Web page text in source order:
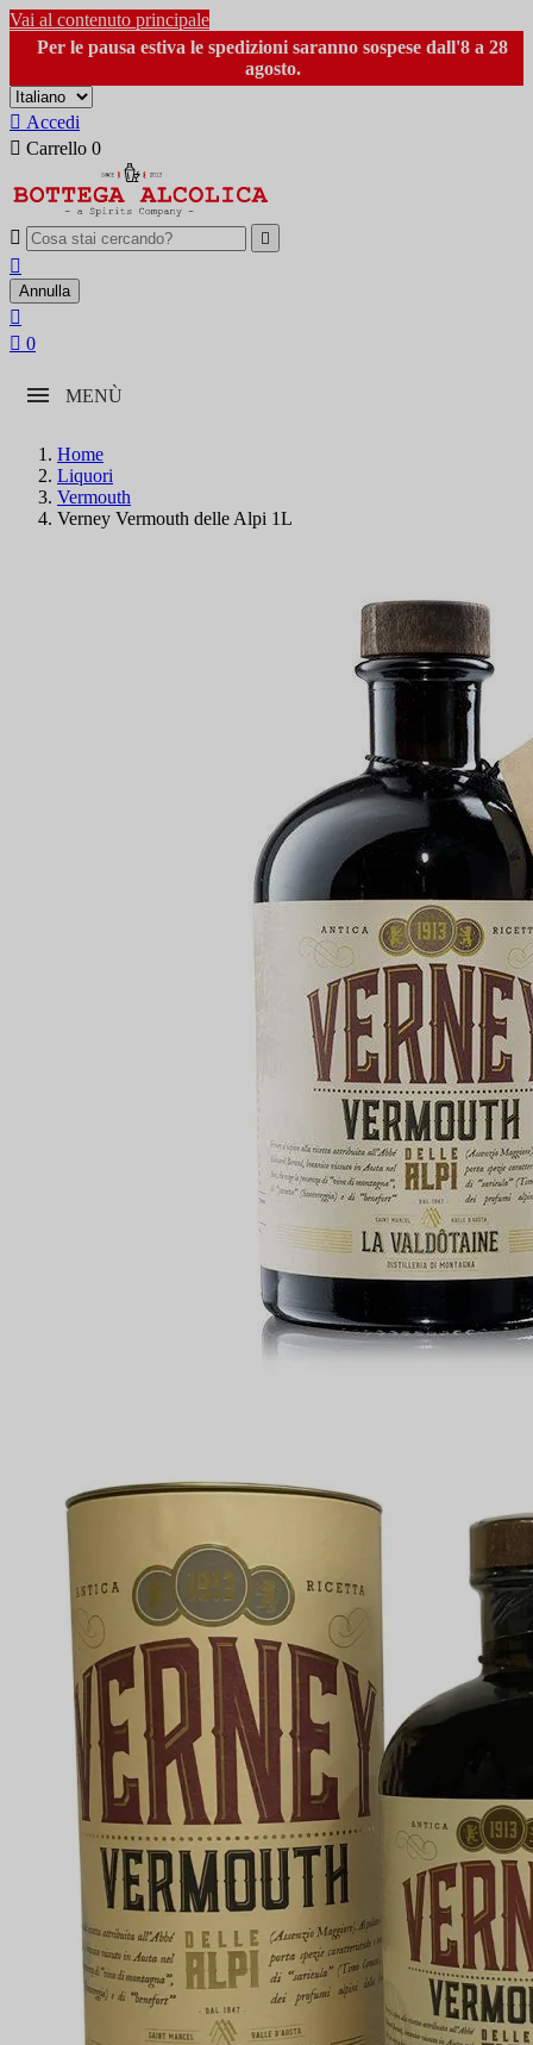
Vai al contenuto principale
Per le pausa estiva le spedizioni saranno sospese dall'8 a 28
agosto.
 Accedi
 Carrello 0
 

Annulla

 0
MENÙ
Home
Liquori
Vermouth
Verney Vermouth delle Alpi 1L